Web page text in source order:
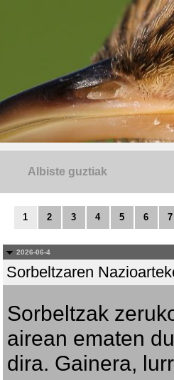
Albiste guztiak
1 2 3 4 5 6 7
2026-06-4
Sorbeltzaren
Sorbeltzak
airean ematen
dira. Gainera,